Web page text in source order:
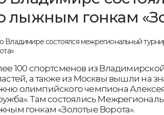
лыжным гонкам
100 спортсменов из
а также из Москвы вышли на
олимпийского чемпиона
Там состоялись
гонкам «Золотые Ворота».